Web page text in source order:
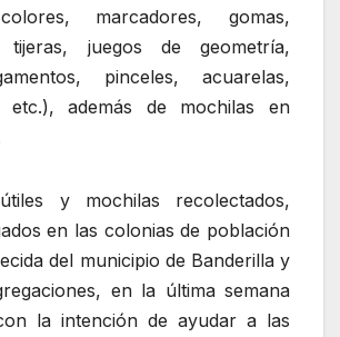
marcadores, gomas,
tijeras, juegos de geometría,
pinceles, acuarelas,
etc.), además de mochilas en
y mochilas recolectados,
en las colonias de población
del municipio de Banderilla y
en la última semana
la intención de ayudar a las